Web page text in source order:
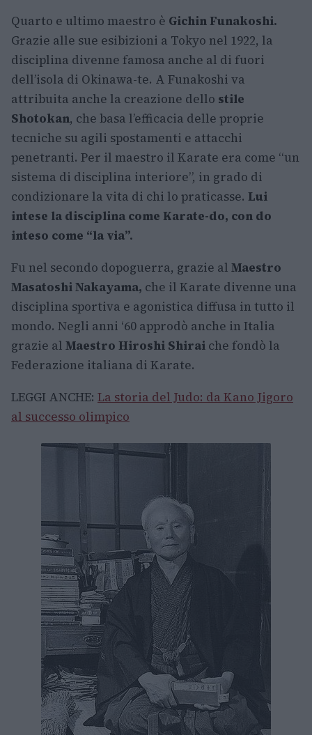
Quarto e ultimo maestro è Gichin Funakoshi.
Grazie alle sue esibizioni a Tokyo nel 1922, la
disciplina divenne famosa anche al di fuori
dell’isola di Okinawa-te. A Funakoshi va
attribuita anche la creazione dello stile
Shotokan, che basa l’efficacia delle proprie
tecniche su agili spostamenti e attacchi
penetranti. Per il maestro il Karate era come “un
sistema di disciplina interiore”, in grado di
condizionare la vita di chi lo praticasse. Lui
intese la disciplina come Karate-do, con do
inteso come “la via”.
Fu nel secondo dopoguerra, grazie al Maestro
MasatoshiNakayama, che il Karate divenne una
disciplina sportiva e agonistica diffusa in tutto il
mondo. Negli anni ‘60 approdò anche in Italia
grazie al Maestro Hiroshi Shirai che fondò la
Federazione italiana di Karate.
LEGGI ANCHE: La storia del Judo: da Kano Jigoro
al successo olimpico